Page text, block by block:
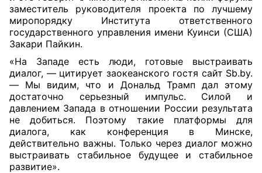
заместитель руководителя проекта по лучшему
миропорядку Института ответственного
государственного управления имени Куинси (США)
Закари Пайкин.
«На Западе есть люди, готовые выстраивать
диалог, — цитирует заокеанского гостя сайт Sb.by.
— Мы видим, что и Дональд Трамп дал этому
достаточно серьезный импульс. Силой и
давлением Запада в отношении России результата
не добиться. Поэтому такие платформы для
диалога, как конференция в Минске,
действительно важны. Только через диалог можно
выстраивать стабильное будущее и стабильное
развитие».